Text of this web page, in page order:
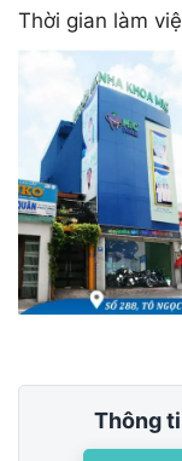
Thời gian làm
Thông